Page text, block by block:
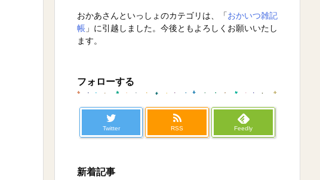
おかあさんといっしょのカテゴリは、「おかいつ雑記
帳」に引越しました。今後ともよろしくお願いいたし
ます。
フォローする
Twitter RSS Feedly
新着記事